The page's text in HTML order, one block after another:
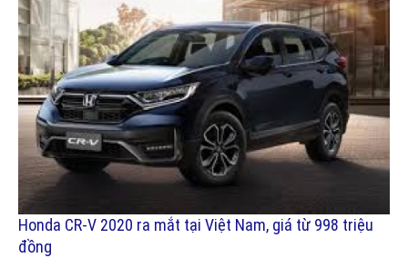
Honda CR-V 2020 ra mắt tại Việt Nam, giá từ 998 triệu
đồng